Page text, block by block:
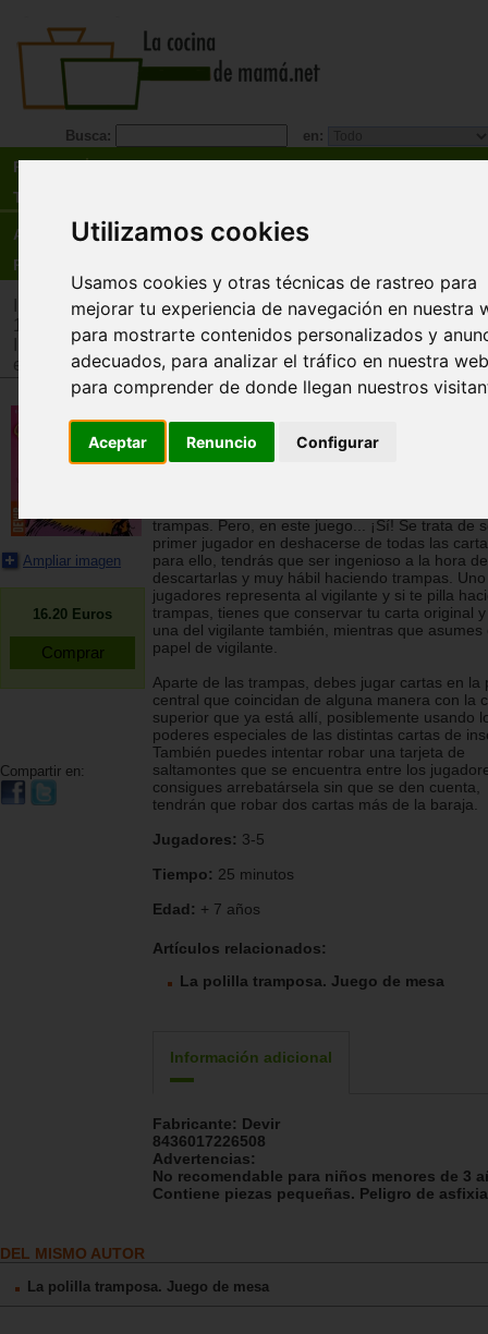
Utilizamos cookies
Usamos cookies y otras técnicas de rastreo para
mejorar tu experiencia de navegación en nuestra
para mostrarte contenidos personalizados y
adecuados, para analizar el tráfico en nuestra
para comprender de donde llegan nuestros
Aceptar Renuncio Configurar
Busca: en:
Recetas
Tienda
Actualidad
Registro
>Tienda>Juguetes infantiles>Juguetes por edad>
12 años
>Tienda>Juguetes infantiles>Juguetes por tipo >
estrategia
Ampliar imagen
16.20 Euros
Compartir en:
El abejorro tramposo. Juego de
mesa
trampas. Pero, en este juego... ¡Sí! Se trata de
primer jugador en deshacerse de todas las
para ello, tendrás que ser ingenioso a la hora de
descartarlas y muy hábil haciendo trampas.
jugadores representa al vigilante y si te pilla
trampas, tienes que conservar tu carta original
una del vigilante también, mientras que asumes
papel de vigilante.
Aparte de las trampas, debes jugar cartas en la
central que coincidan de alguna manera con la
superior que ya está allí, posiblemente usando
poderes especiales de las distintas cartas de
También puedes intentar robar una tarjeta de
saltamontes que se encuentra entre los
consigues arrebatársela sin que se den cuenta,
tendrán que robar dos cartas más de la baraja.
Jugadores: 3-5
Tiempo: 25 minutos
Edad: + 7 años
Artículos relacionados:
La polilla tramposa. Juego de mesa
Información adicional
Fabricante: Devir
8436017226508
Advertencias:
No recomendable para niños menores de 3
Contiene piezas pequeñas. Peligro de asfixia
DEL MISMO AUTOR
La polilla tramposa. Juego de mesa